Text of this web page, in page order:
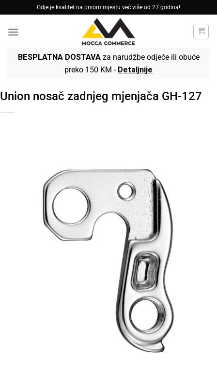
to
content
Gdje je kvalitet na prvom mjestu već više od 27 godina!
BESPLATNA DOSTAVAza narudžbe odjeće ili obuće
preko 150 KM - Detaljnije
Union nosač zadnjeg mjenjača GH-127